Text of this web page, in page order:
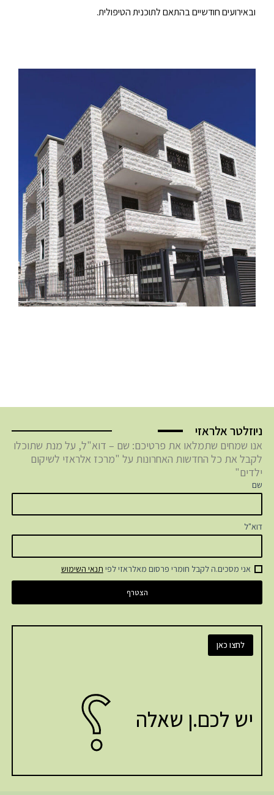
ובאירועים חודשיים בהתאם לתוכנית הטיפולית.
ניוזלטר אלראזי
אנו שמחים שתמלאו את פרטיכם: שם – דוא"ל, על מנת שתוכלו
לקבל את כל החדשות האחרונות על "מרכז אלראזי לשיקום
ילדים"
שם
דוא"ל
אני מסכים.ה לקבל חומרי פרסום מאלראזי לפי תנאי השימוש
לחצו כאן
יש לכם.ן שאלה ?